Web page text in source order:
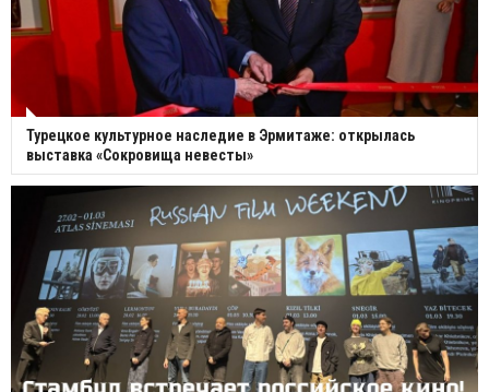
Турецкое культурное наследие в Эрмитаже: открылась
выставка «Сокровища невесты»